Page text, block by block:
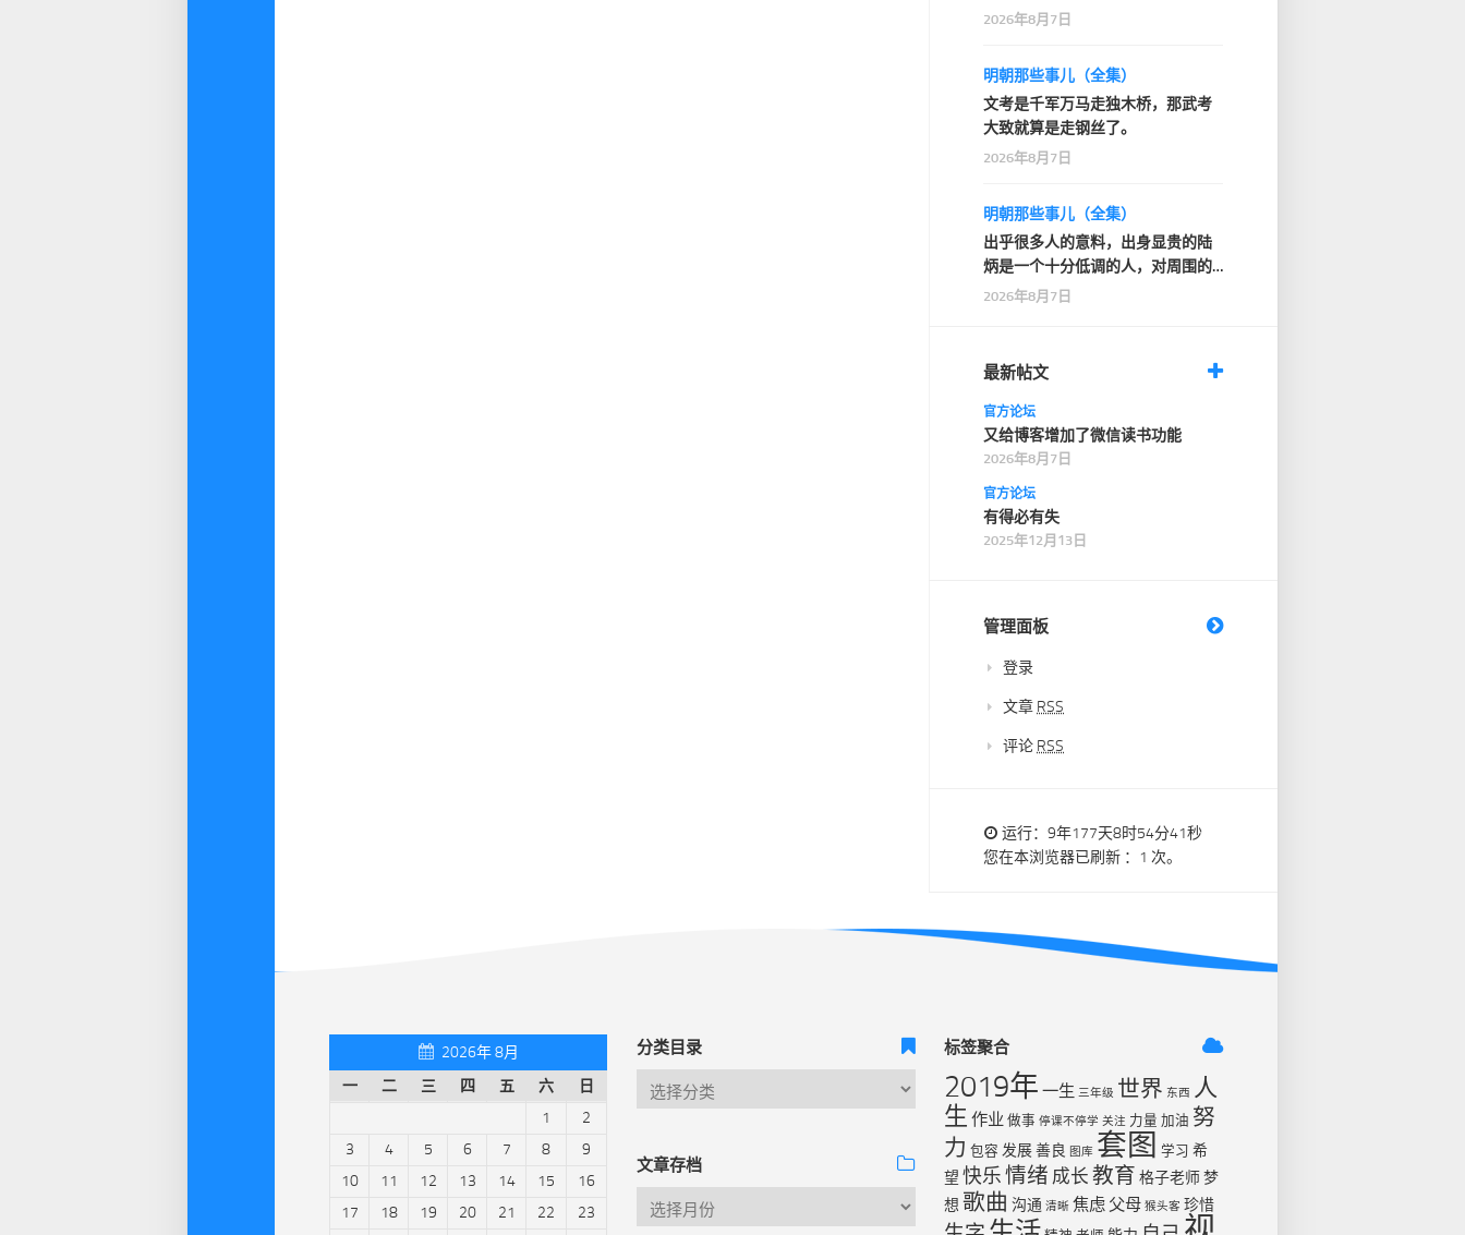
知道人家下句要说什…
2026年8月7日
明朝那些事儿（全集）
文考是千军万马走独木桥，那武考
大致就算是走钢丝了。
2026年8月7日
明朝那些事儿（全集）
出乎很多人的意料，出身显贵的陆
炳是一个十分低调的人，对周围的
人也十分客气，没有…
2026年8月7日
最新帖文
官方论坛
又给博客增加了微信读书功能
2026年8月7日
官方论坛
有得必有失
2025年12月13日
管理面板
登录
文章 RSS
评论 RSS
运行：9年177天8时54分41秒
您在本浏览器已刷新 ：1 次。
2026年 8月
一
二 三 四 五 六
日
1
2
3
4 5 6 7 8
9
10
11 12 13 14 15
16
17
18 19 20 21 22 23
分类目录
文章存档
标签聚合
2019年 一生 三年级 世界 东西 人
生 作业 做事 停课不停学 关注 力量 加油 努
力 包容 发展善良 图库 套图 学习 希
望 快乐情绪 成长 教育 格子老师梦
想 歌曲 沟通 清晰 焦虑 父母 猴头客 珍惜